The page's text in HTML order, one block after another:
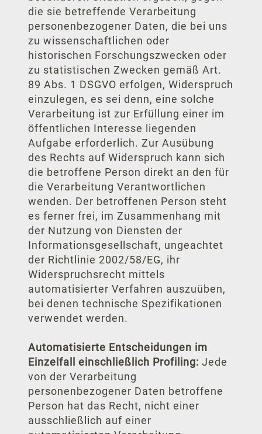
die sie betreffende Verarbeitung
personenbezogener Daten, die bei uns
zu wissenschaftlichen oder
historischen Forschungszwecken oder
zu statistischen Zwecken gemäß Art.
89 Abs. 1 DSGVO erfolgen, Widerspruch
einzulegen, es sei denn, eine solche
Verarbeitung ist zur Erfüllung einer im
öffentlichen Interesse liegenden
Aufgabe erforderlich. Zur Ausübung
des Rechts auf Widerspruch kann sich
die betroffene Person direkt an den für
die Verarbeitung Verantwortlichen
wenden. Der betroffenen Person steht
es ferner frei, im Zusammenhang mit
der Nutzung von Diensten der
Informationsgesellschaft, ungeachtet
der Richtlinie 2002/58/EG, ihr
Widerspruchsrecht mittels
automatisierter Verfahren auszuüben,
bei denen technische Spezifikationen
verwendet werden.
Automatisierte Entscheidungen im
Einzelfall einschließlich Profiling: Jede
von der Verarbeitung
personenbezogener Daten betroffene
Person hat das Recht, nicht einer
ausschließlich auf einer